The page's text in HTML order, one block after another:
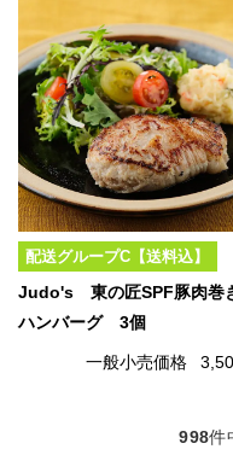
配送グループC【送料込】
Judo's 東の匠SPF豚肉巻
ハンバーグ 3個
一般小売価格
998件